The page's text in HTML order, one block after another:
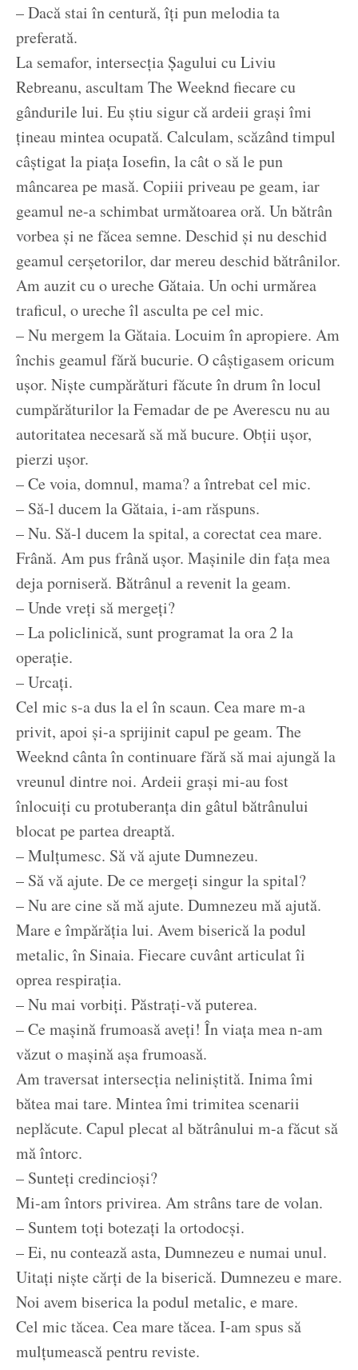
– Dacă stai în centură, îți pun melodia ta
preferată.
La semafor, intersecția Șagului cu Liviu
Rebreanu, ascultam The Weeknd fiecare cu
gândurile lui. Eu știu sigur că ardeii grași îmi
țineau mintea ocupată. Calculam, scăzând timpul
câștigat la piața Iosefin, la cât o să le pun
mâncarea pe masă. Copiii priveau pe geam, iar
geamul ne-a schimbat următoarea oră. Un bătrân
vorbea și ne făcea semne. Deschid și nu deschid
geamul cerșetorilor, dar mereu deschid bătrânilor.
Am auzit cu o ureche Gătaia. Un ochi urmărea
traficul, o ureche îl asculta pe cel mic.
– Nu mergem la Gătaia. Locuim în apropiere. Am
închis geamul fără bucurie. O câștigasem oricum
ușor. Niște cumpărături făcute în drum în locul
cumpărăturilor la Femadar de pe Averescu nu au
autoritatea necesară să mă bucure. Obții ușor,
pierzi ușor.
– Ce voia, domnul, mama? a întrebat cel mic.
– Să-l ducem la Gătaia, i-am răspuns.
– Nu. Să-l ducem la spital, a corectat cea mare.
Frână. Am pus frână ușor. Mașinile din fața mea
deja porniseră. Bătrânul a revenit la geam.
– Unde vreți să mergeți?
– La policlinică, sunt programat la ora 2 la
operație.
– Urcați.
Cel mic s-a dus la el în scaun. Cea mare m-a
privit, apoi și-a sprijinit capul pe geam. The
Weeknd cânta în continuare fără să mai ajungă la
vreunul dintre noi. Ardeii grași mi-au fost
înlocuiți cu protuberanța din gâtul bătrânului
blocat pe partea dreaptă.
– Mulțumesc. Să vă ajute Dumnezeu.
– Să vă ajute. De ce mergeți singur la spital?
– Nu are cine să mă ajute. Dumnezeu mă ajută.
Mare e împărăția lui. Avem biserică la podul
metalic, în Sinaia. Fiecare cuvânt articulat îi
oprea respirația.
– Nu mai vorbiți. Păstrați-vă puterea.
– Ce mașină frumoasă aveți! În viața mea n-am
văzut o mașină așa frumoasă.
Am traversat intersecția neliniștită. Inima îmi
bătea mai tare. Mintea îmi trimitea scenarii
neplăcute. Capul plecat al bătrânului m-a făcut să
mă întorc.
– Sunteți credincioși?
Mi-am întors privirea. Am strâns tare de volan.
– Suntem toți botezați la ortodocși.
– Ei, nu contează asta, Dumnezeu e numai unul.
Uitați niște cărți de la biserică. Dumnezeu e mare.
Noi avem biserica la podul metalic, e mare.
Cel mic tăcea. Cea mare tăcea. I-am spus să
mulțumească pentru reviste.